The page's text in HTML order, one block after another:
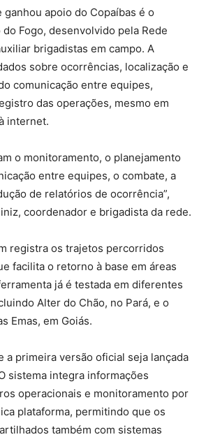
ganhou apoio do Copaíbas é o
Fogo, desenvolvido pela Rede
brigadistas em campo. A
sobre ocorrências, localização e
comunicação entre equipes,
das operações, mesmo em
internet.
o monitoramento, o planejamento
entre equipes, o combate, a
de relatórios de ocorrência”,
coordenador e brigadista da rede.
registra os trajetos percorridos
facilita o retorno à base em áreas
já é testada em diferentes
Alter do Chão, no Pará, e o
Emas, em Goiás.
a primeira versão oficial seja lançada
sistema integra informações
operacionais e monitoramento por
plataforma, permitindo que os
também com sistemas